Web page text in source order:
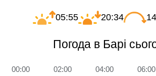
05:55 20:34
Погода в Барі
00:00 02:00 04:00 06:00